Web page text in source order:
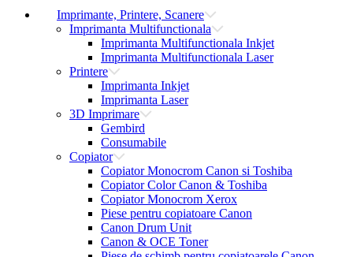
Imprimante, Printere, Scanere
Imprimanta Multifunctionala
Imprimanta Multifunctionala Inkjet
Imprimanta Multifunctionala Laser
Printere
Imprimanta Inkjet
Imprimanta Laser
3D Imprimare
Gembird
Consumabile
Copiator
Copiator Monocrom Canon si Toshiba
Copiator Color Canon & Toshiba
Copiator Monocrom Xerox
Piese pentru copiatoare Canon
Canon Drum Unit
Canon & OCE Toner